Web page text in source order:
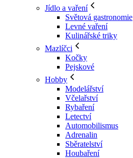
Jídlo a vaření
Světová gastronomie
Levné vaření
Kulinářské triky
Mazlíčci
Kočky
Pejskové
Hobby
Modelářství
Včelařství
Rybaření
Letectví
Automobilismus
Adrenalin
Sběratelství
Houbaření